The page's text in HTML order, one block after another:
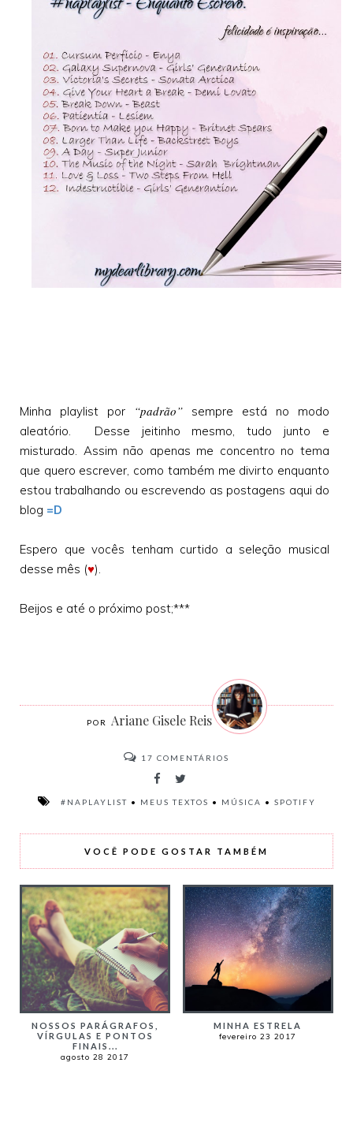
Minha playlist por “padrão” sempre está no modo
aleatório. Desse jeitinho mesmo, tudo junto e
misturado. Assim não apenas me concentro no tema
que quero escrever, como também me divirto enquanto
estou trabalhando ou escrevendo as postagens aqui do
blog =D
Espero que vocês tenham curtido a seleção musical
desse mês (♥).
Beijos e até o próximo post;***
Ariane Gisele Reis
17 COMENTÁRIOS
#NAPLAYLIST • MEUS TEXTOS • MÚSICA • SPOTIFY
VOCÊ PODE GOSTAR TAMBÉM
NOSSOS PARÁGRAFOS,
VÍRGULAS E PONTOS
FINAIS...
agosto 28 2017
MINHA ESTRELA
fevereiro 23 2017